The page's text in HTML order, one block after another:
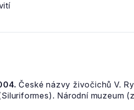
České názvy živočichů V.
Národní muzeum